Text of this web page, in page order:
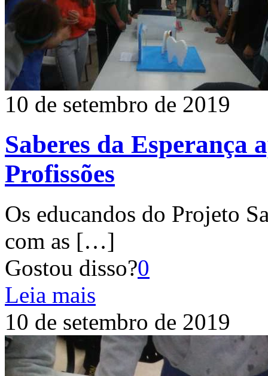
10 de setembro de 2019
Saberes da Esperança
Profissões
Os educandos do Projeto
com as […]
Gostou disso?0
Leia mais
10 de setembro de 2019